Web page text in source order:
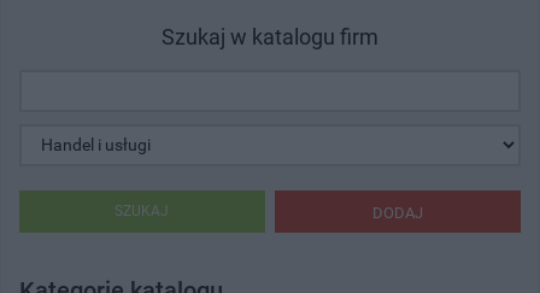
Szukaj w katalogu firm
DODAJ
SZUKAJ